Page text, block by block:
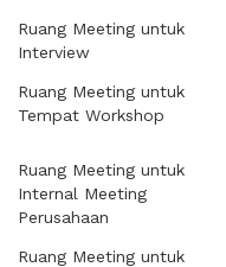
Ruang Meeting untuk
Interview
Ruang Meeting untuk
Tempat Workshop
Ruang Meeting untuk
Internal Meeting
Perusahaan
Ruang Meeting untuk